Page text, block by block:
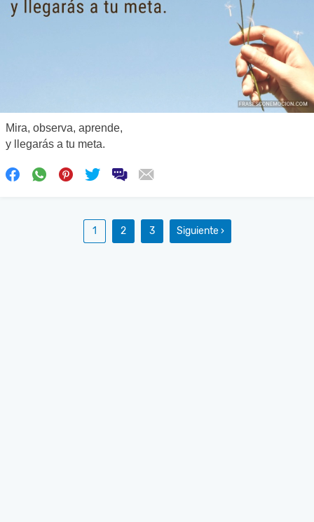
Mira, observa, aprende,
y llegarás a tu meta.
1 2 3 Siguiente ›